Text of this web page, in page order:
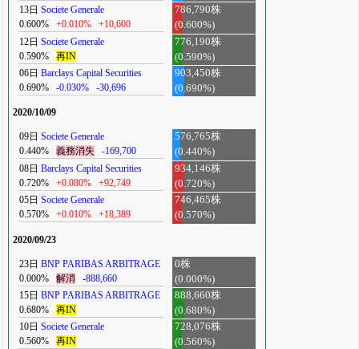
13日 Societe Generale
0.600%
+0.010% +10,600
786,790株
(0.600%)
12日 Societe Generale
0.590%
再IN
776,190株
(0.590%)
06日 Barclays Capital Securities
0.690%
-0.030% -30,696
903,450株
(0.690%)
2020/10/09
09日 Societe Generale
0.440%
義務消失 -169,700
576,765株
(0.440%)
08日 Barclays Capital Securities
0.720%
+0.080% +92,749
934,146株
(0.720%)
05日 Societe Generale
0.570%
+0.010% +18,389
746,465株
(0.570%)
2020/09/23
23日 BNP PARIBAS ARBITRAGE
0.000%
解消 -888,660
0株
(0.000%)
15日 BNP PARIBAS ARBITRAGE
0.680%
再IN
888,660株
(0.680%)
10日 Societe Generale
0.560%
再IN
728,076株
(0.560%)